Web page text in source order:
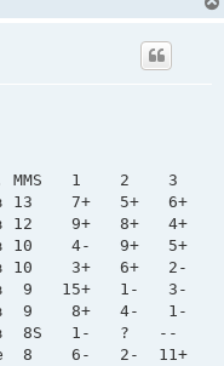
1    2    3    4
13    7+   5+   6+
12    9+   8+   4+
10    4-   9+   5+
10    3+   6+   2-
9   15+   1-   3-
9    8+   4-   1-
8Ѕ   1-   ?   --
8    6-   2-  11+